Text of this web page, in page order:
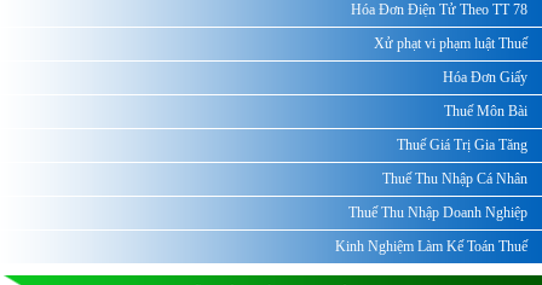
Hóa Đơn Điện Tử Theo TT 78
Xử phạt vi phạm luật Thuế
Hóa Đơn Giấy
Thuế Môn Bài
Thuế Giá Trị Gia Tăng
Thuế Thu Nhập Cá Nhân
Thuế Thu Nhập Doanh Nghiệp
Kinh Nghiệm Làm Kế Toán Thuế